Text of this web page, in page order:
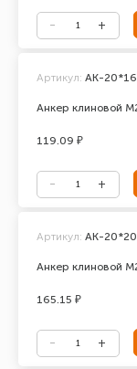
Анкер клиновой
Артикул: АК-
119.09 ₽
Анкер клиновой
Артикул: АК-
165.15 ₽